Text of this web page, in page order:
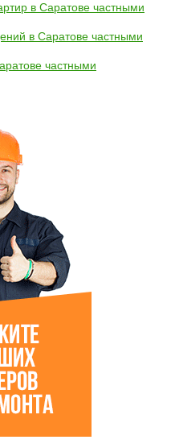
в Саратове частными
в Саратове частными
частными